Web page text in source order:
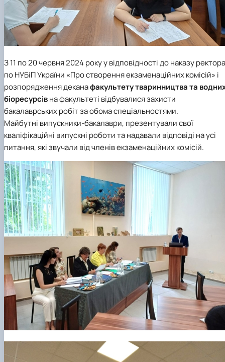
З 11 по 20 червня 2024 року у відповідності до наказу ректора
по НУБіП України «Про створення екзаменаційних комісій» і
розпорядження деканафакультету тваринництва та
біоресурсівна факультеті відбувалися захисти
бакалаврських робіт за обома спеціальностями.
Майбутні випускники-бакалаври, презентували свої
кваліфікаційні випускні роботи та надавали відповіді на усі
питання, які звучали від членів екзаменаційних комісій.